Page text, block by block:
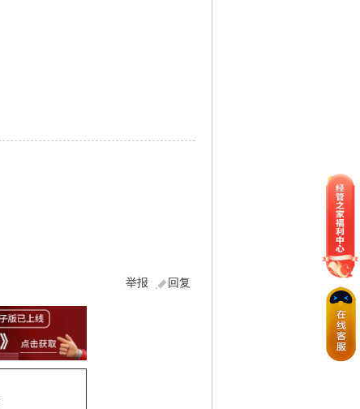
回复
举报